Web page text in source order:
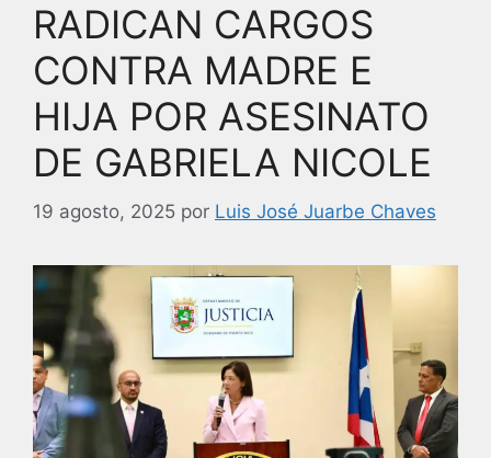
o
k
RADICAN CARGOS
CONTRA MADRE E
HIJA POR ASESINATO
DE GABRIELA NICOLE
19 agosto, 2025 por Luis José Juarbe Chaves